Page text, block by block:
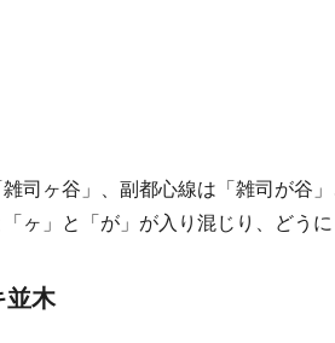
司ヶ谷」、副都心線は「雑司が谷
ヶ」と「が」が入り混じり、どうに
並木